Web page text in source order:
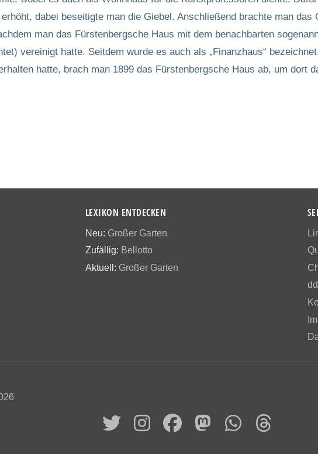
erhöht, dabei beseitigte man die Giebel. Anschließend brachte man
man das Fürstenbergsche Haus mit dem benachbarten
vereinigt hatte. Seitdem wurde es auch als „Finanzhaus“
hatte, brach man 1899 das Fürstenbergsche Haus ab, um dort
LEXIKON ENTDECKEN
Neu: Großer Garten
Zufällig: Bellotto
Aktuell: Großer Garten